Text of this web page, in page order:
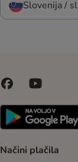
Slovenija / sl
Načini plačila